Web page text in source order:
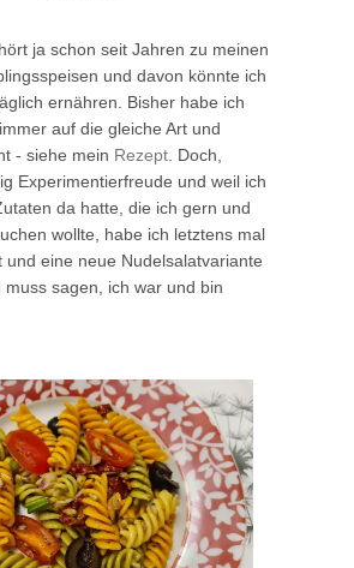
ja schon seit Jahren zu meinen
und davon könnte ich
ernähren. Bisher habe ich
auf die gleiche Art und
- siehe mein Rezept . Doch,
Experimentierfreude und weil ich
da hatte, die ich gern und
wollte, habe ich letztens mal
und eine neue Nudelsalatvariante
sagen, ich war und bin